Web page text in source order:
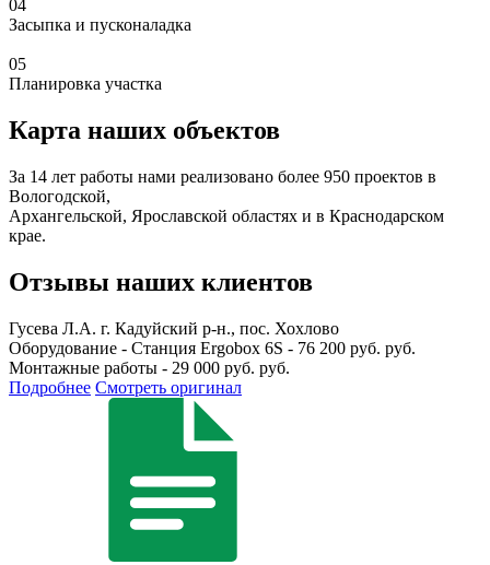
04
Засыпка и пусконаладка
05
Планировка участка
Карта наших объектов
За 14 лет работы нами реализовано более 950 проектов в
Вологодской,
Архангельской, Ярославской областях и в Краснодарском
крае.
Отзывы наших клиентов
Гусева Л.А. г. Кадуйский р-н., пос. Хохлово
Оборудование - Станция Ergobox 6S - 76 200 руб. руб.
Монтажные работы - 29 000 руб. руб.
Подробнее Смотреть оригинал